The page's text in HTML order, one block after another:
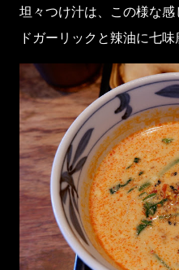
坦々つけ汁は、この様な
ドガーリックと辣油に七